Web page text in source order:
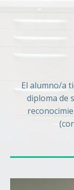
El alumno/a
diploma de